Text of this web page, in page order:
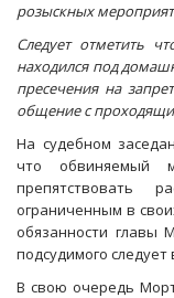
розыскных
Следует отметить
находился под
пресечения на
общение с
На судебном
что обвиняемый
препятствовать
ограниченным в
обязанности главы
подсудимого
В свою очередь